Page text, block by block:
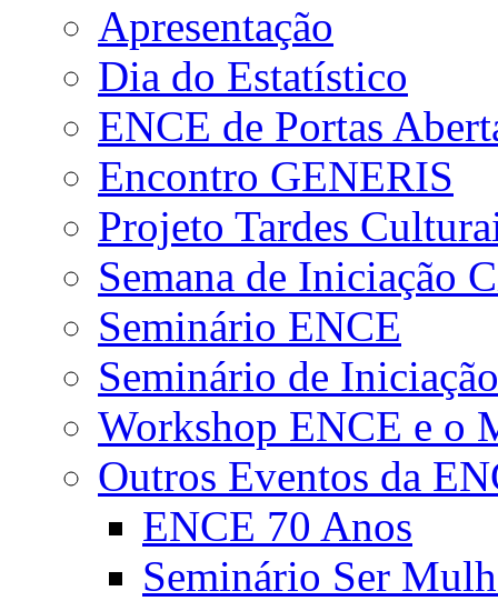
Apresentação
Dia do Estatístico
ENCE de Portas
Encontro GENERIS
Projeto Tardes
Semana de Iniciação
Seminário ENCE
Seminário de
Workshop ENCE e o
Outros Eventos da
ENCE 70 Anos
Seminário Ser